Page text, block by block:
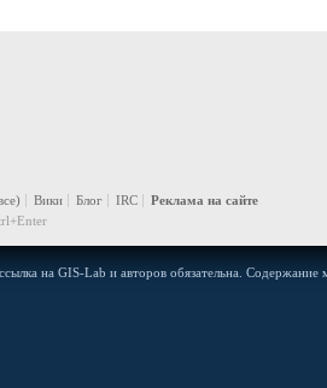
Вики Блог IRC
Реклама на сайте
на GIS-Lab и авторов обязательна. Содержание